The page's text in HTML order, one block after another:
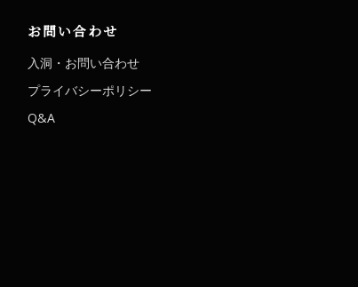
お問い合わせ
入洞・お問い合わせ
プライバシーポリシー
Q&A